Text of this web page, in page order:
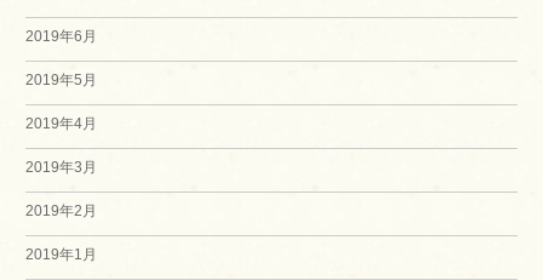
2019年6月
2019年5月
2019年4月
2019年3月
2019年2月
2019年1月